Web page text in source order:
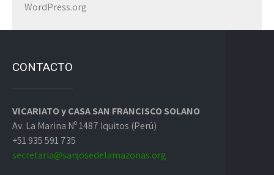
WordPress.org
CONTACTO
VICARIATO y CASA SAN FRANCISCO SOLANO
Av. La Marina Nº 1487 Iquitos (Perú)
+51 935 591 735
secretaria@sanjosedelamazonas.org